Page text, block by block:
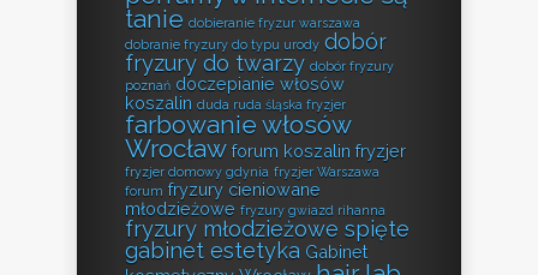
tanie dobieranie fryzur warszawa
dobranie fryzury do typu urody dobór
fryzury do twarzy dobór fryzury
poznań doczepianie włosów
koszalin duda ruda śląska fryzjer
farbowanie włosów
Wrocław forum koszalin fryzjer
fryzjer domowy gdynia fryzjer Warszawa
forum fryzury cieniowane
młodzieżowe fryzury gwiazd rihanna
fryzury młodzieżowe spięte
gabinet estetyka Gabinet